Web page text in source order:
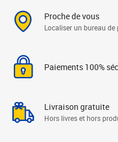
Proche de vous
Localiser un bureau de
Paiements 100%
Livraison gratuite
Hors livres et hors